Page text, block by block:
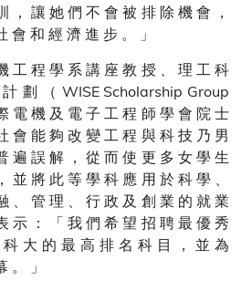
， 讓 她 們 不 會 被 排 除 機 會 ，
會 和 經 濟 進 步 。 」
工 程 學 系 講 座 教 授 、 理 工 科
劃 （ WISE Scholarship Group
電 機 及 電 子 工 程 師 學 會 院 士
會 能 夠 改 變 工 程 與 科 技 乃 男
遍 誤 解 ， 從 而 使 更 多 女 學 生
並 將 此 等 學 科 應 用 於 科 學 、
、 管 理 、 行 政 及 創 業 的 就 業
示 ： 「 我 們 希 望 招 聘 最 優 秀
大 的 最 高 排 名 科 目 ， 並 為
。 」